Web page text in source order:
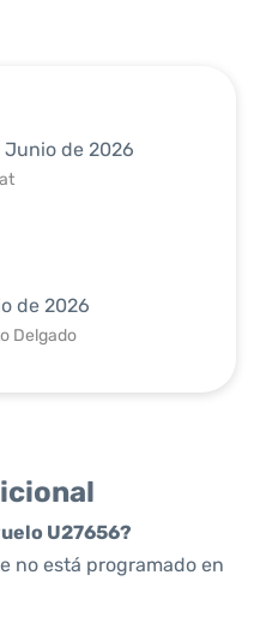
Junio de 2026
de 2026
Delgado
U27656?
no está programado en